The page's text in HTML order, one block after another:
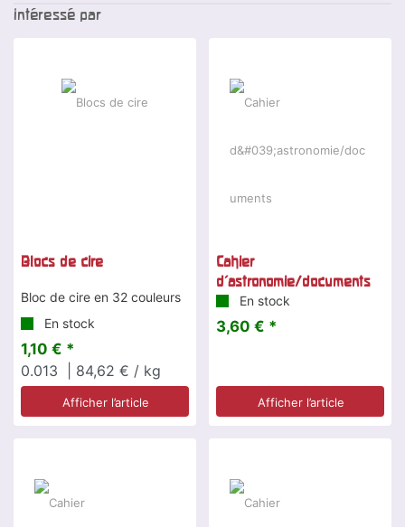
intéressé par
Blocs de cire
Bloc de cire en 32 couleurs
En stock
1,10 € *
0.013
| 84,62 € / kg
Afficher l’article
Cahier
d'astronomie/documents
En stock
3,60 € *
Afficher l’article